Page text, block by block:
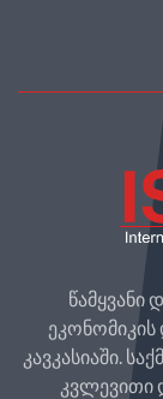
წამყვანი
კავკასიაში.
კვლევითი